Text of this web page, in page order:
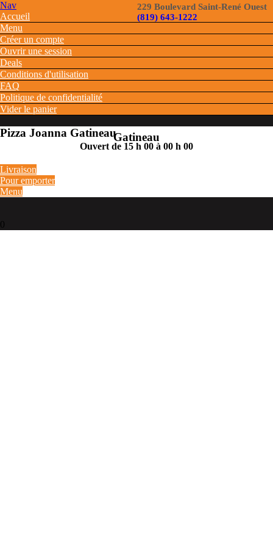
Nav
229 Boulevard Saint-René Ouest
(819) 643-1222
Accueil
Menu
Créer un compte
Ouvrir une session
Deals
Conditions d'utilisation
FAQ
Politique de confidentialité
Vider le panier
Pizza Joanna GatineauGatineau
Ouvert de 15 h 00 à 00 h 00
Livraison
Pour emporter
Menu
0